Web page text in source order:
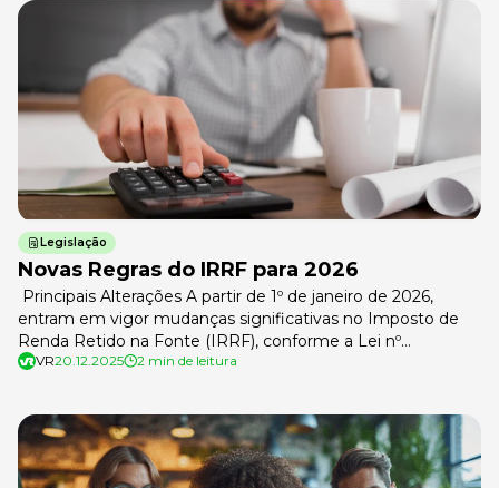
toda a diferença no salário de quem […]
Legislação
Novas Regras do IRRF para 2026
Principais Alterações A partir de 1º de janeiro de 2026,
entram em vigor mudanças significativas no Imposto de
Renda Retido na Fonte (IRRF), conforme a Lei nº
15.270/2025 e o PL 1.087/2025. As alterações têm como
mais […]
VR20.12.2025 2 min de leitura